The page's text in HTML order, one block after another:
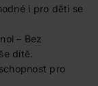
i pro děti se
– Bez
dítě.
pro